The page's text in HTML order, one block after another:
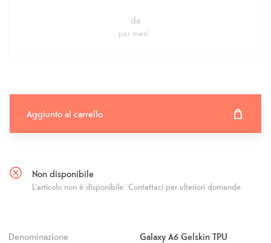
da
permesi
Aggiunto al carrello
Non disponibile
L'articolo non è disponibile. Contattaci per ulteriori domande.
Denominazione
Galaxy A6 Gelskin TPU